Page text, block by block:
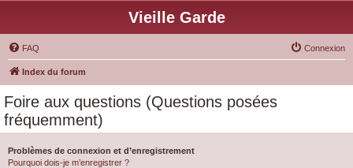
Vieille Garde
FAQ Connexion
Index du forum
Foire aux questions (Questions posées
fréquemment)
Problèmes de connexion et d’enregistrement
Pourquoi dois-je m’enregistrer ?